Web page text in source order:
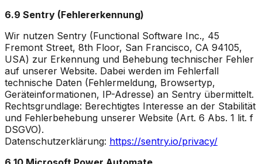
6.9 Sentry (Fehlererkennung)
Wir nutzen Sentry (Functional Software Inc., 45
Fremont Street, 8th Floor, San Francisco, CA 94105,
USA) zur Erkennung und Behebung technischer Fehler
auf unserer Website. Dabei werden im Fehlerfall
technische Daten (Fehlermeldung, Browsertyp,
Geräteinformationen, IP-Adresse) an Sentry übermittelt.
Rechtsgrundlage: Berechtigtes Interesse an der Stabilität
und Fehlerbehebung unserer Website (Art. 6 Abs. 1 lit. f
DSGVO).
Datenschutzerklärung: https://sentry.io/privacy/